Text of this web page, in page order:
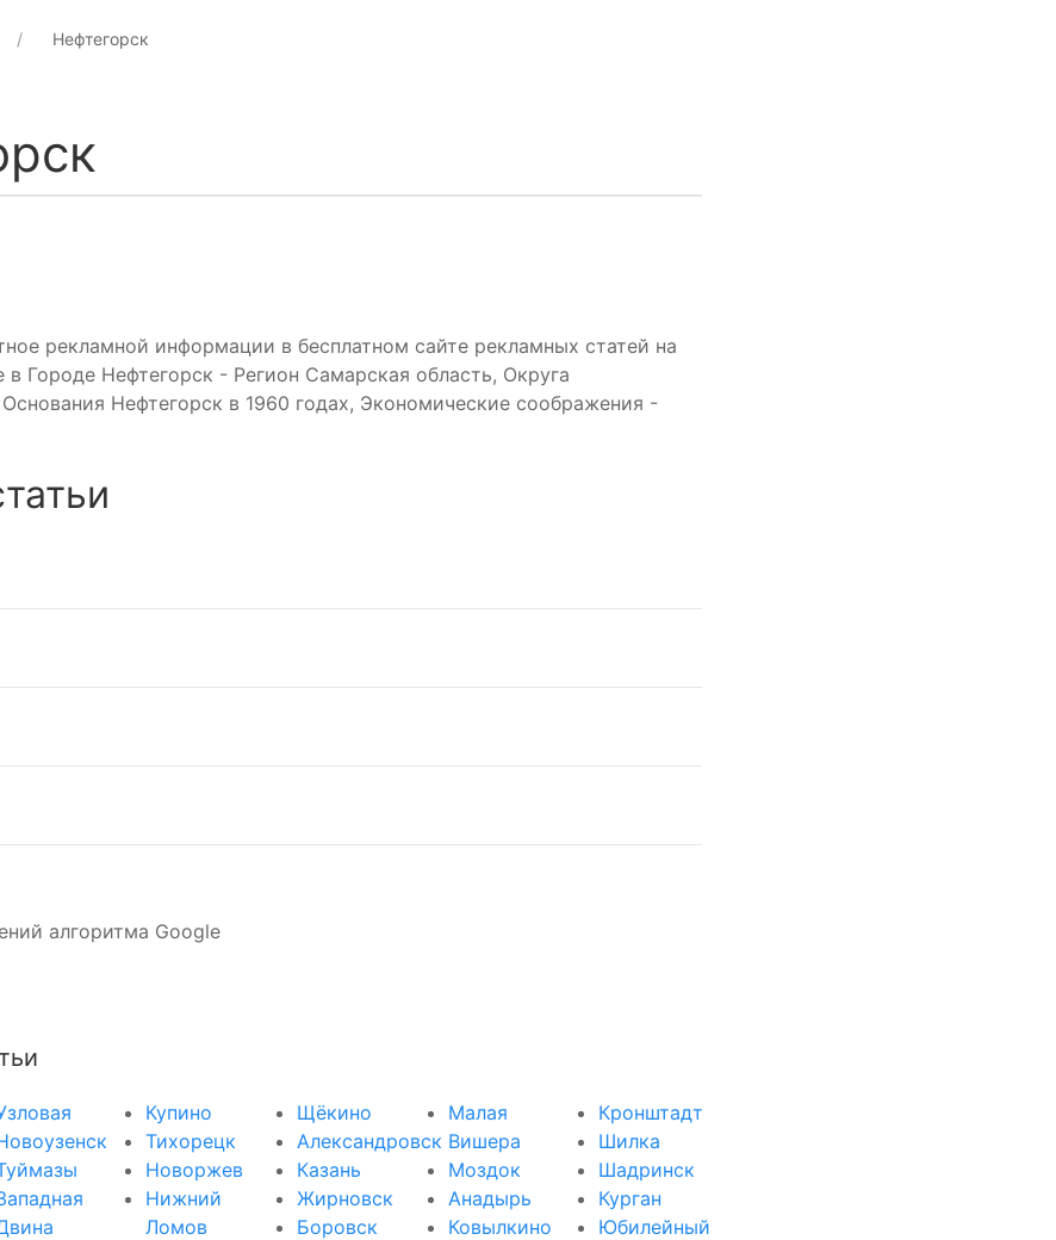
Нефтегорск
рекламной информации в бесплатном сайте рекламных статей на
в Городе Нефтегорск - Регион Самарская область, Округа
Нефтегорск в 1960 годах, Экономические соображения -
алгоритма Google
Купино
Тихорецк
Новоржев
Нижний
Ломов
Щёкино
Александровск
Казань
Жирновск
Боровск
Малая
Вишера
Моздок
Анадырь
Ковылкино
Кронштадт
Шилка
Шадринск
Курган
Юбилейный